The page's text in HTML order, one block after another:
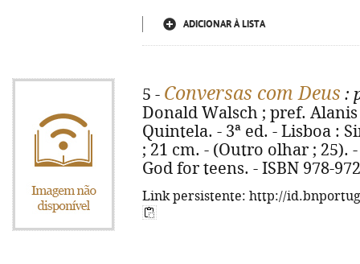
ADICIONAR À LISTA
5 - Conversas com Deus :
Donald Walsch ; pref.
Quintela. - 3ª ed. - Lisboa :
; 21 cm. - (Outro olhar ;
God for teens. - ISBN 978-
Link persistente: http://